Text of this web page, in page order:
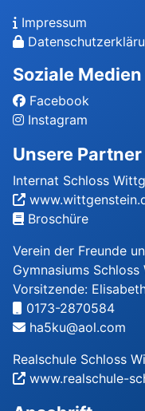
Impressum
Soziale Medien
Facebook
Instagram
Unsere Partner
Internat Schloss
Broschüre
Verein der Freunde
Gymnasiums Schloss
Vorsitzende:
0173-2870584
ha5ku@aol.com
Realschule Schloss
www.realschule-